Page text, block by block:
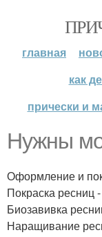
главная
как
прически и
Нужны
Оформление и
Покраска ресниц
Биозавивка
Наращивание